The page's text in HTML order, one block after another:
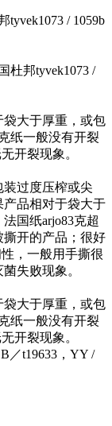
tyvek1073 / 1059b
杜邦tyvek1073 /
袋大于厚重，或包
纸一般没有开裂
开裂现象。
装过度压榨或尖
品相对于袋大于
国纸arjo83克超
开的产品；很好
性，一般用手撕很
失败现象。
袋大于厚重，或包
纸一般没有开裂
开裂现象。
／t19633，YY /